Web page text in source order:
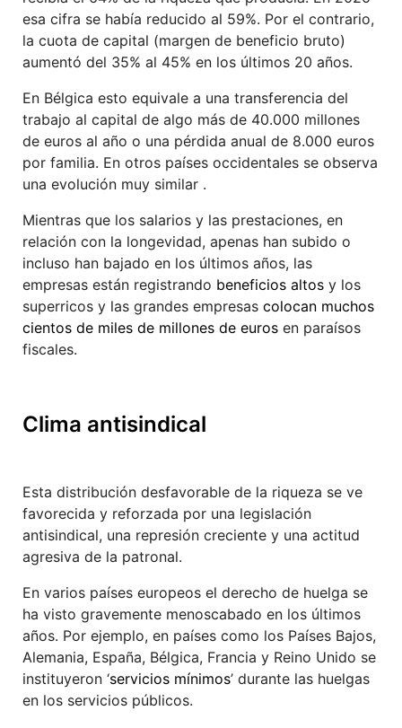
esa cifra se había reducido al 59%. Por el contrario,
la cuota de capital (margen de beneficio bruto)
aumentó del 35% al 45% en los últimos 20 años.
En Bélgica esto equivale a una transferencia del
trabajo al capital de algo más de 40.000 millones
de euros al año o una pérdida anual de 8.000 euros
por familia. En otros países occidentales se observa
una evolución muy similar .
Mientras que los salarios y las prestaciones, en
relación con la longevidad, apenas han subido o
incluso han bajado en los últimos años, las
empresas están registrando beneficios altos y los
superricos y las grandes empresas colocan muchos
cientos de miles de millones de euros en paraísos
fiscales.
Clima antisindical
Esta distribución desfavorable de la riqueza se ve
favorecida y reforzada por una legislación
antisindical, una represión creciente y una actitud
agresiva de la patronal.
En varios países europeos el derecho de huelga se
ha visto gravemente menoscabado en los últimos
años. Por ejemplo, en países como los Países Bajos,
Alemania, España, Bélgica, Francia y Reino Unido se
instituyeron ‘servicios mínimos’ durante las huelgas
en los servicios públicos.